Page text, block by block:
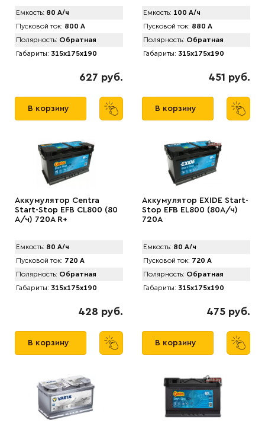
Емкость: 80 А/ч
Пусковой ток: 800 А
Полярность: Обратная
Габариты: 315x175x190
627 руб.
В корзину
Емкость: 100 А/ч
Пусковой ток: 880 А
Полярность: Обратная
Габариты: 315x175x190
451 руб.
В корзину
Аккумулятор Centra
Start-Stop EFB CL800 (80
А/ч) 720A R+
Емкость: 80 А/ч
Пусковой ток: 720 А
Полярность: Обратная
Габариты: 315x175x190
428 руб.
В корзину
Аккумулятор EXIDE Start-
Stop EFB EL800 (80А/ч)
720A
Емкость: 80 А/ч
Пусковой ток: 720 А
Полярность: Обратная
Габариты: 315x175x190
475 руб.
В корзину